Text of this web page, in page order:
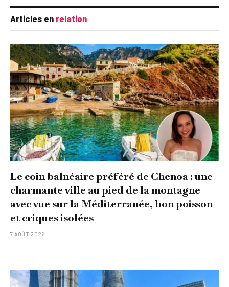
Articles en relation
Le coin balnéaire préféré de Chenoa : une
charmante ville au pied de la montagne
avec vue sur la Méditerranée, bon poisson
et criques isolées
7 AOÛT 2026